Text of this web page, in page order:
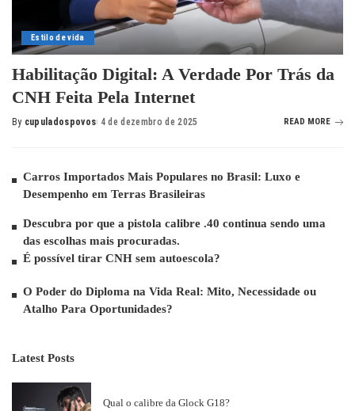
Estilo de vida
Habilitação Digital: A Verdade Por Trás da
CNH Feita Pela Internet
By cupuladospovos 4 de dezembro de 2025 READ MORE
Carros Importados Mais Populares no Brasil: Luxo e
Desempenho em Terras Brasileiras
Descubra por que a pistola calibre .40 continua sendo uma
das escolhas mais procuradas.
É possível tirar CNH sem autoescola?
O Poder do Diploma na Vida Real: Mito, Necessidade ou
Atalho Para Oportunidades?
Latest Posts
Qual o calibre da Glock G18?